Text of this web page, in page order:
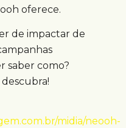
oferece.
de impactar de
saber como?
midia/neooh-